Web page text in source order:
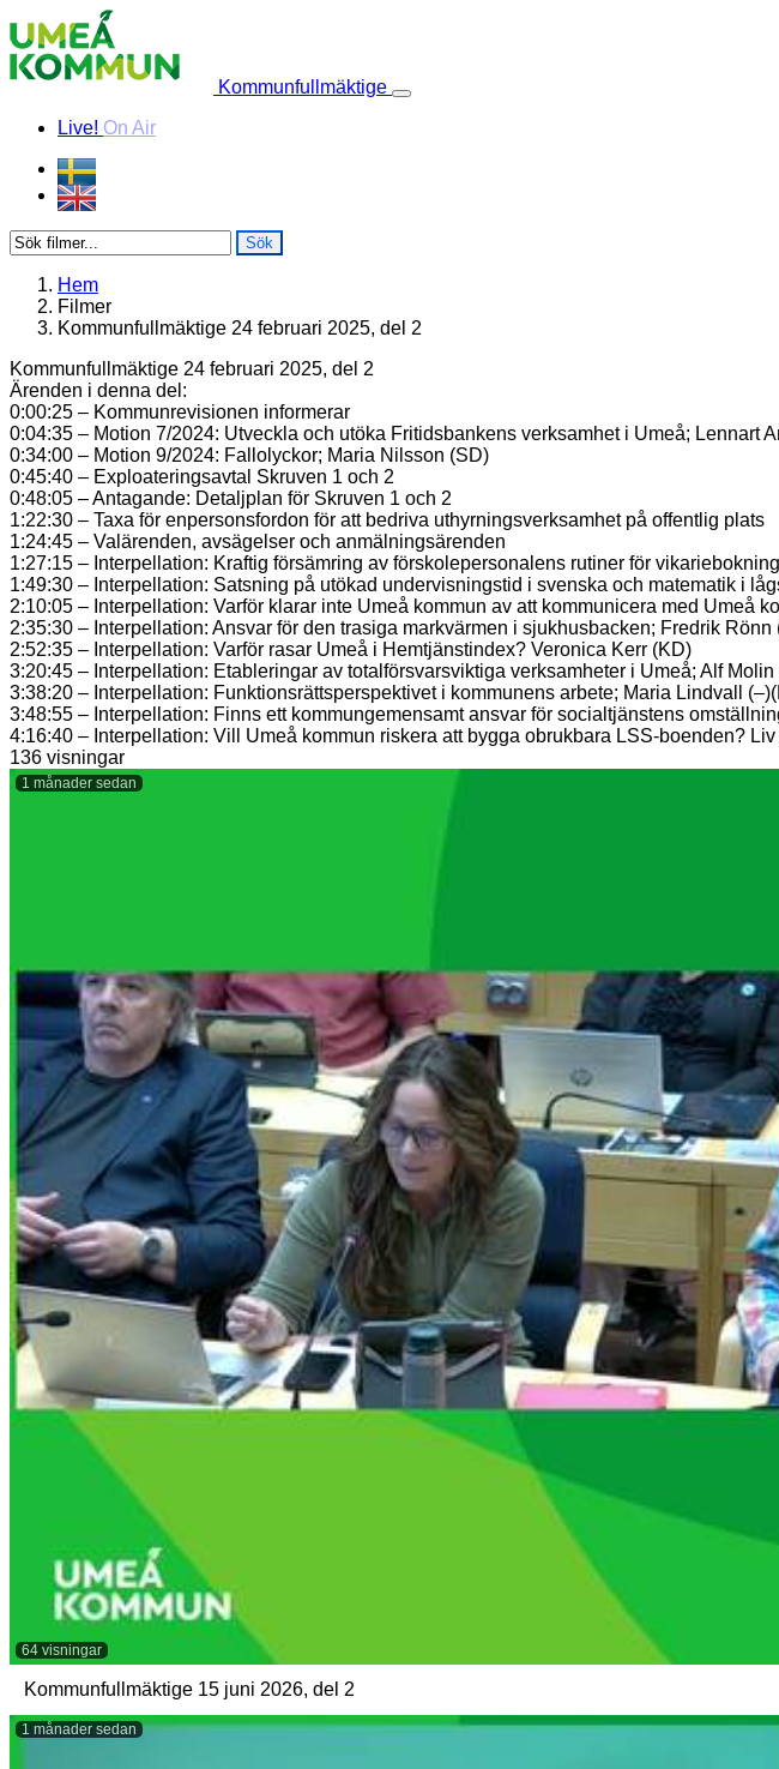
Skip to content
Kommunfullmäktige
Live! On Air
Sök
Hem
Filmer
Kommunfullmäktige 24 februari 2025, del 2
Kommunfullmäktige 24 februari 2025, del 2
Ärenden i denna del:
0:00:25 – Kommunrevisionen informerar
0:04:35 – Motion 7/2024: Utveckla och utöka Fritidsbankens verksamhet i Umeå; Lennart
0:34:00 – Motion 9/2024: Fallolyckor; Maria Nilsson (SD)
0:45:40 – Exploateringsavtal Skruven 1 och 2
0:48:05 – Antagande: Detaljplan för Skruven 1 och 2
1:22:30 – Taxa för enpersonsfordon för att bedriva uthyrningsverksamhet på offentlig plats
1:24:45 – Valärenden, avsägelser och anmälningsärenden
1:27:15 – Interpellation: Kraftig försämring av förskolepersonalens rutiner för
1:49:30 – Interpellation: Satsning på utökad undervisningstid i svenska och matematik i
2:10:05 – Interpellation: Varför klarar inte Umeå kommun av att kommunicera med Umeå
2:35:30 – Interpellation: Ansvar för den trasiga markvärmen i sjukhusbacken; Fredrik Rönn
2:52:35 – Interpellation: Varför rasar Umeå i Hemtjänstindex? Veronica Kerr (KD)
3:20:45 – Interpellation: Etableringar av totalförsvarsviktiga verksamheter i Umeå; Alf Molin
3:38:20 – Interpellation: Funktionsrättsperspektivet i kommunens arbete; Maria Lindvall
3:48:55 – Interpellation: Finns ett kommungemensamt ansvar för socialtjänstens
4:16:40 – Interpellation: Vill Umeå kommun riskera att bygga obrukbara LSS-boenden?
136 visningar
64 visningar
1 månader sedan
Kommunfullmäktige 15 juni 2026, del 2
1 månader sedan